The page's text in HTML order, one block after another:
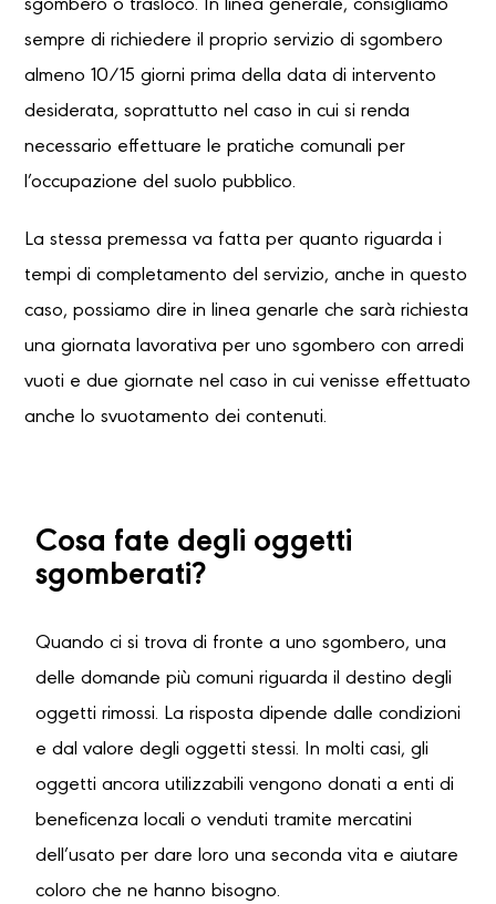
sgombero o trasloco. In linea generale, consigliamo
sempre di richiedere il proprio servizio di sgombero
almeno 10/15 giorni prima della data di intervento
desiderata, soprattutto nel caso in cui si renda
necessario effettuare le pratiche comunali per
l’occupazione del suolo pubblico.
La stessa premessa va fatta per quanto riguarda i
tempi di completamento del servizio, anche in questo
caso, possiamo dire in linea genarle che sarà richiesta
una giornata lavorativa per uno sgombero con arredi
vuoti e due giornate nel caso in cui venisse effettuato
anche lo svuotamento dei contenuti.
Cosa fate degli oggetti
sgomberati?
Quando ci si trova di fronte a uno sgombero, una
delle domande più comuni riguarda il destino degli
oggetti rimossi. La risposta dipende dalle condizioni
e dal valore degli oggetti stessi. In molti casi, gli
oggetti ancora utilizzabili vengono donati a enti di
beneficenza locali o venduti tramite mercatini
dell’usato per dare loro una seconda vita e aiutare
coloro che ne hanno bisogno.